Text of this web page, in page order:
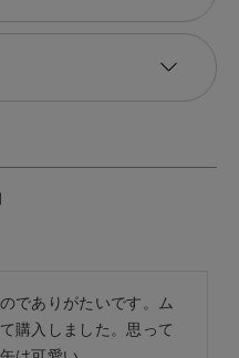
でありがたいです。ム
購入しました。思って